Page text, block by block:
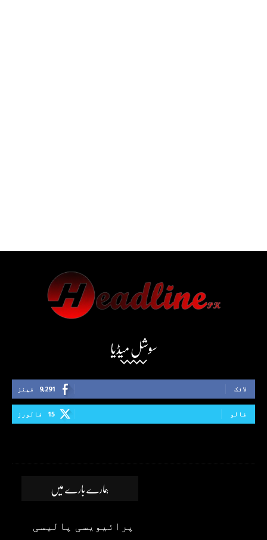
سوشل میڈیا
9,291 فینز لائک
15 فالورز فالو
ہمارے بارے میں
پرائیویسی پالیسی